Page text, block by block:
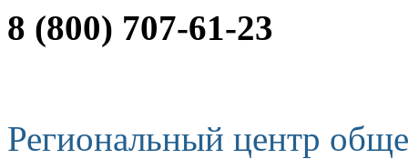
8 (800) 707-61-23
Региональный центр